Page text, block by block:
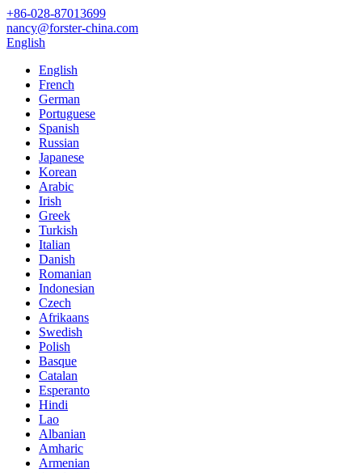
+86-028-87013699
nancy@forster-china.com
English
English
French
German
Portuguese
Spanish
Russian
Japanese
Korean
Arabic
Irish
Greek
Turkish
Italian
Danish
Romanian
Indonesian
Czech
Afrikaans
Swedish
Polish
Basque
Catalan
Esperanto
Hindi
Lao
Albanian
Amharic
Armenian